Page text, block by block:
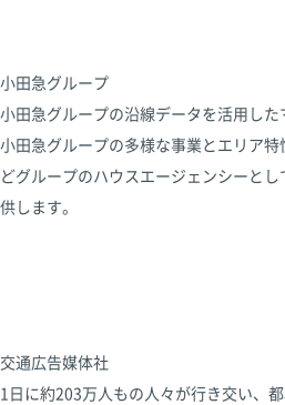
小田急グループ
小田急グループの沿線データを活用し
小田急グループの多様な事業とエリア
どグループのハウスエージェンシーと
供します。
交通広告媒体社
1日に約203万人もの人々が行き交い、